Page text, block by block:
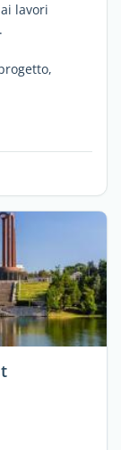
lavori